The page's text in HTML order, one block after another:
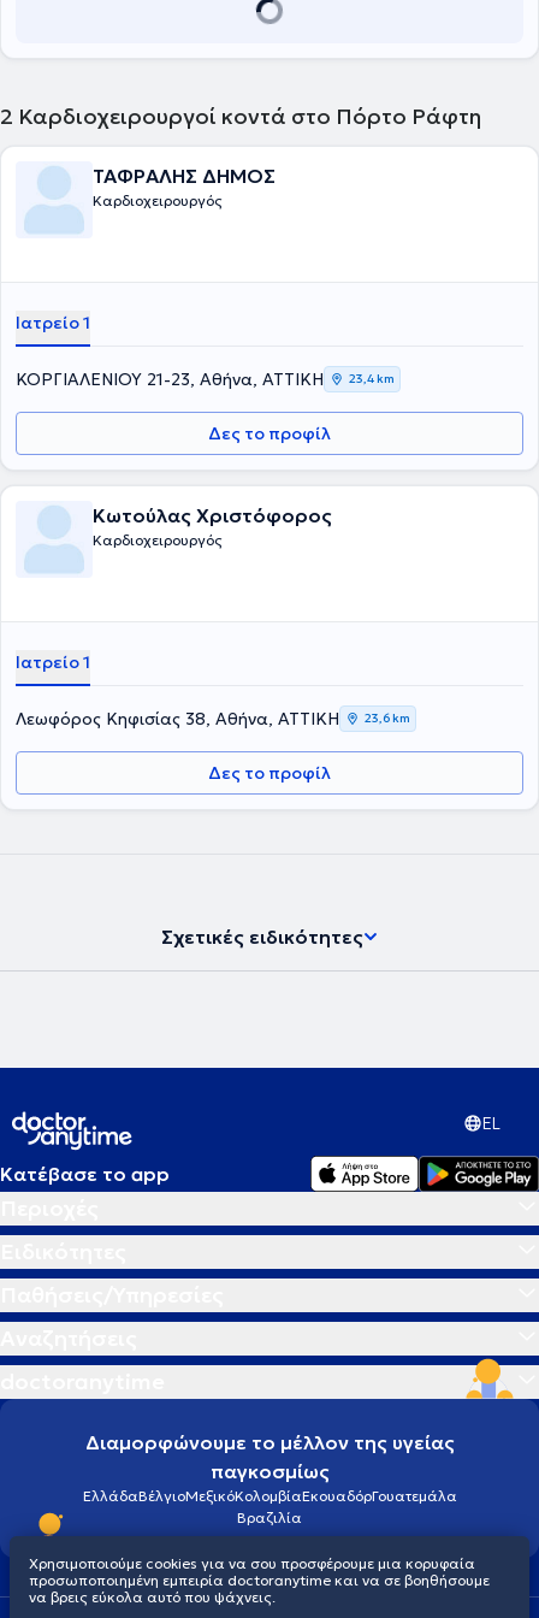
2 Καρδιοχειρουργοί κοντά στο Πόρτο Ράφτη
ΤΑΦΡΑΛΗΣ ΔΗΜΟΣ
Καρδιοχειρουργός
Ιατρείο 1
ΚΟΡΓΙΑΛΕΝΙΟΥ 21-23, Αθήνα, ΑΤΤΙΚΗ 23,4 km
Δες το προφίλ
Κωτούλας Χριστόφορος
Καρδιοχειρουργός
Ιατρείο 1
Λεωφόρος Κηφισίας 38, Αθήνα, ΑΤΤΙΚΗ 23,6 km
Δες το προφίλ
Σχετικές ειδικότητες
EL
Κατέβασε το app
Διαμορφώνουμε το μέλλον της υγείας
παγκοσμίως
ΕλλάδαΒέλγιοΜεξικόΚολομβίαΕκουαδόρΓουατεμάλα
Βραζιλία
Χρησιμοποιούμε cookies για να σου προσφέρουμε μια κορυφαία
προσωποποιημένη εμπειρία doctoranytime και να σε βοηθήσουμε
να βρεις εύκολα αυτό που ψάχνεις.